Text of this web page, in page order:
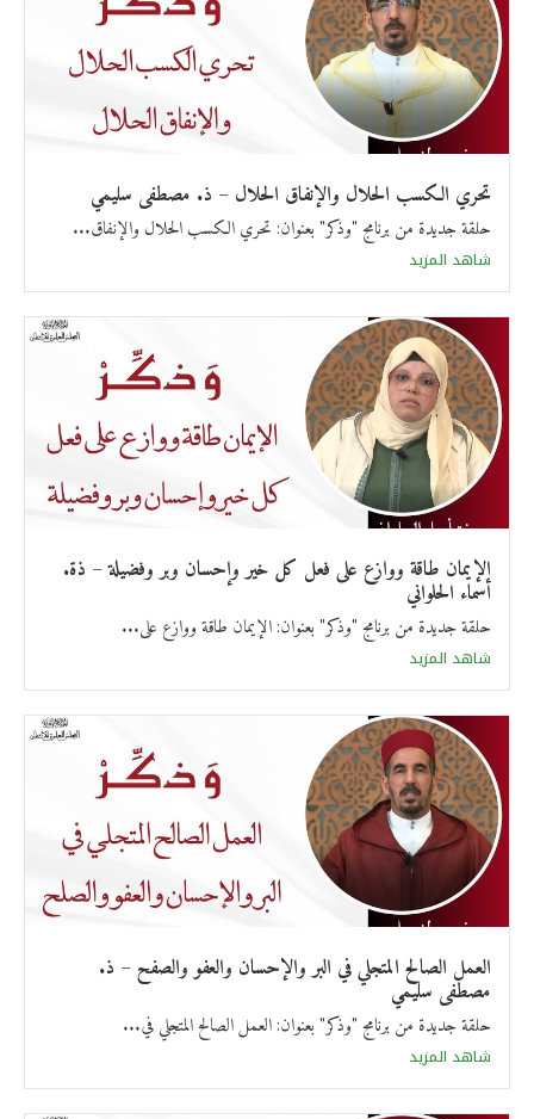
تحري الكسب الحلال والإنفاق الحلال – ذ. مصطفى سليمي
حلقة جديدة من برنامج "وذكر" بعنوان: تحري الكسب الحلال والإنفاق...
شاهد المزيد
الإيمان طاقة ووازع على فعل كل خير وإحسان وبر وفضيلة – ذة.
أسماء الحلواني
حلقة جديدة من برنامج "وذكر" بعنوان: الإيمان طاقة ووازع على...
شاهد المزيد
العمل الصالح المتجلي في البر والإحسان والعفو والصفح – ذ.
مصطفى سليمي
حلقة جديدة من برنامج "وذكر" بعنوان: العمل الصالح المتجلي في...
شاهد المزيد